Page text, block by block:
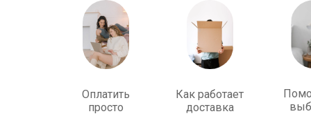
Оплатить
просто
Как работает
доставка